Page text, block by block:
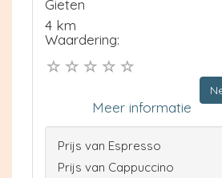
Gieten
4 km
Waardering:
Meer informatie
Prijs van Espresso
Prijs van Cappuccino